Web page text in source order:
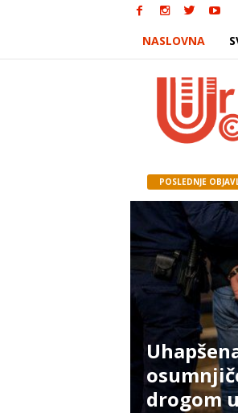
NASLOVNA
POSLEDNJE
drogom